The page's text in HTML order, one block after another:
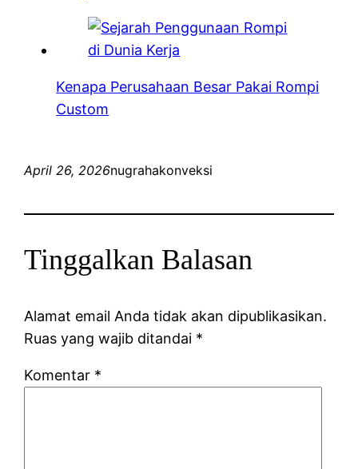
Kenapa Perusahaan Besar Pakai Rompi
Custom
April 26, 2026nugrahakonveksi
Tinggalkan Balasan
Alamat email Anda tidak akan dipublikasikan.
Ruas yang wajib ditandai *
Komentar *